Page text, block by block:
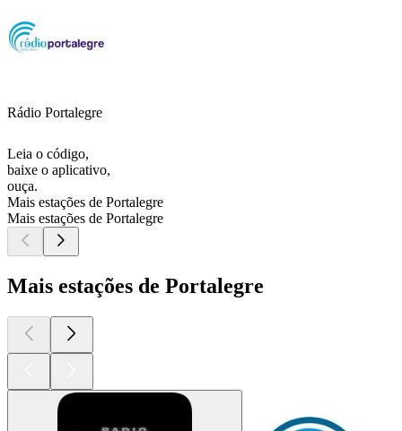
Rádio Portalegre
Leia o código,
baixe o aplicativo,
ouça.
Mais estações de Portalegre
Mais estações de Portalegre
Mais estações de Portalegre